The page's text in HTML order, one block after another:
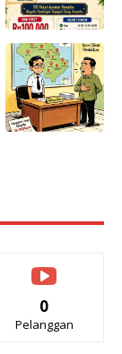
0
Pelanggan